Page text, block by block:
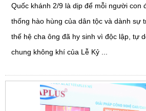
Quốc khánh 2/9 là dịp để mỗi người con
thống hào hùng của dân tộc và dành sự
thế hệ cha ông đã hy sinh vì độc lập, tự
chung không khí của Lễ Kỷ ...